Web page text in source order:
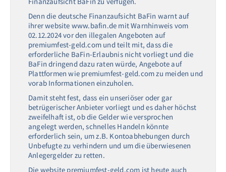
Denn die deutsche Finanzaufsicht BaFin warnt auf
ihrer website www.bafin.de mit Warnhinweis vom
02.12.2024 vor den illegalen Angeboten auf
premiumfest-geld.com und teilt mit, dass die
erforderliche BaFin-Erlaubnis nicht vorliegt und die
BaFin dringend dazu raten würde, Angebote auf
Plattformen wie premiumfest-geld.com zu meiden und
vorab Informationen einzuholen.
Damit steht fest, dass ein unseriöser oder gar
betrügerischer Anbieter vorliegt und es daher höchst
zweifelhaft ist, ob die Gelder wie versprochen
angelegt werden, schnelles Handeln könnte
erforderlich sein, um z.B. Kontoabhebungen durch
Unbefugte zu verhindern und um die überwiesenen
Anlegergelder zu retten.
Die website premiumfest-geld.com ist heute auch